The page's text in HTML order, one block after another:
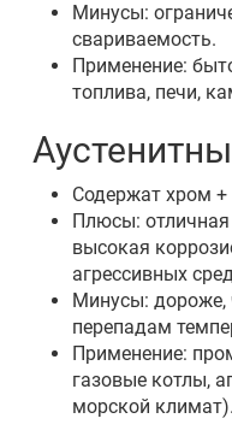
Минусы:
свариваемость.
Применение:
топлива, печи,
Содержат хром +
Плюсы: отличная
высокая
агрессивных
Минусы: дороже,
перепадам
Применение:
газовые котлы,
морской климат).